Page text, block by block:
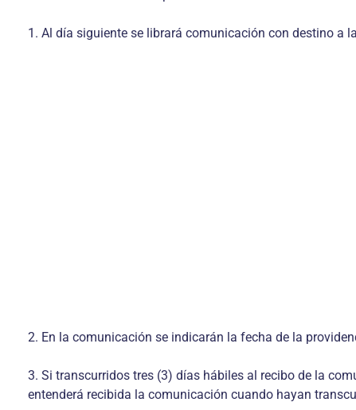
1. Al día siguiente se librará comunicación con destino a
2. En la comunicación se indicarán la fecha de la
3. Si transcurridos tres (3) días hábiles al recibo de la
entenderá recibida la comunicación cuando hayan